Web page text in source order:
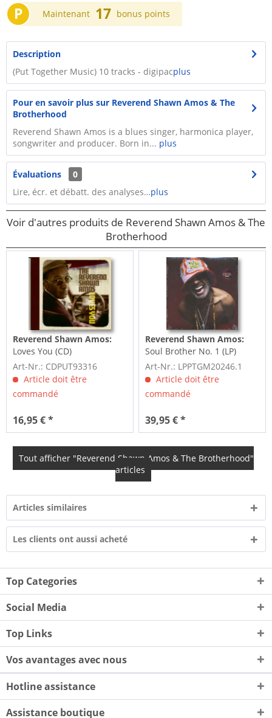
P Maintenant 17 bonus points
Description
(Put Together Music) 10 tracks - digipacplus
Pour en savoir plus sur Reverend Shawn Amos & The
Brotherhood
Reverend Shawn Amos is a blues singer, harmonica player,
songwriter and producer. Born in... plus
Évaluations
0
Lire, écr. et débatt. des analyses…plus
Voir d'autres produits de Reverend Shawn Amos & The
Brotherhood
Reverend Shawn Amos:
Loves You (CD)
Art-Nr.: CDPUT93316
Article doit être
commandé
16,95 € *
Reverend Shawn Amos:
Soul Brother No. 1 (LP)
Art-Nr.: LPPTGM20246.1
Article doit être
commandé
39,95 € *
Tout afficher "Reverend Shawn Amos & The Brotherhood"
articles
Articles similaires
Les clients ont aussi acheté
Top Categories
Social Media
Top Links
Vos avantages avec nous
Hotline assistance
Assistance boutique